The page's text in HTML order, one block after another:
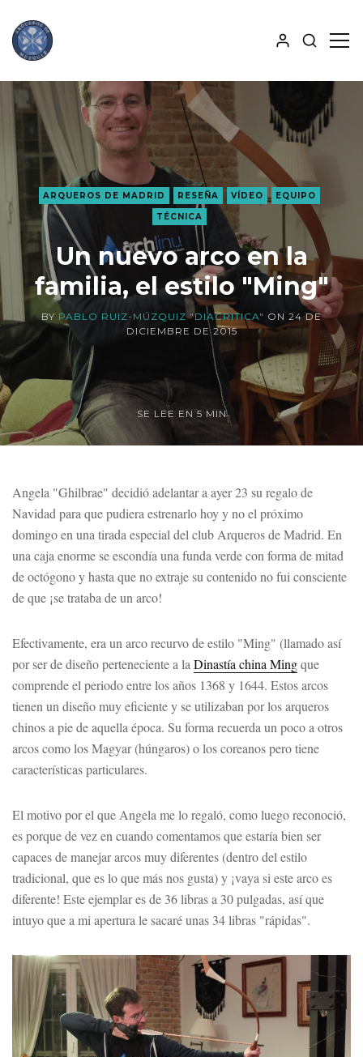
ARQUEROS DE MADRID RESEÑA VÍDEO
EQUIPO
TÉCNICA
Un nuevo arco en la
familia, el estilo "Ming"
BY PABLO RUIZ-MÚZQUIZ "DIACRITICA" ON 24 DE
DICIEMBRE DE 2015
SE LEE EN 5 MIN
Angela "Ghilbrae" decidió adelantar a ayer 23 su regalo de
Navidad para que pudiera estrenarlo hoy y no el próximo
domingo en una tirada especial del club Arqueros de Madrid. En
una caja enorme se escondía una funda verde con forma de mitad
de octógono y hasta que no extraje su contenido no fui consciente
de que ¡se trataba de un arco!
Efectivamente, era un arco recurvo de estilo "Ming" (llamado así
por ser de diseño perteneciente a la Dinastía china Mingque
comprende el periodo entre los años 1368 y 1644. Estos arcos
tienen un diseño muy eficiente y se utilizaban por los arqueros
chinos a pie de aquella época. Su forma recuerda un poco a otros
arcos como los Magyar (húngaros) o los coreanos pero tiene
características particulares.
El motivo por el que Angela me lo regaló, como luego reconoció,
es porque de vez en cuando comentamos que estaría bien ser
capaces de manejar arcos muy diferentes (dentro del estilo
tradicional, que es lo que más nos gusta) y ¡vaya si este arco es
diferente! Este ejemplar es de 36 libras a 30 pulgadas, así que
intuyo que a mi apertura le sacaré unas 34 libras "rápidas".